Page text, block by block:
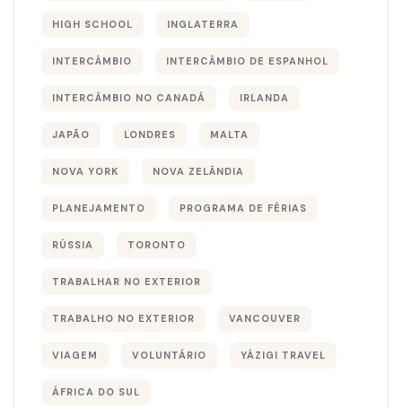
HIGH SCHOOL INGLATERRA
INTERCÂMBIO INTERCÂMBIO DE ESPANHOL
INTERCÂMBIO NO CANADÁ IRLANDA
JAPÃO LONDRES MALTA
NOVA YORK NOVA ZELÂNDIA
PLANEJAMENTO PROGRAMA DE FÉRIAS
RÚSSIA TORONTO
TRABALHAR NO EXTERIOR
TRABALHO NO EXTERIOR VANCOUVER
VIAGEM VOLUNTÁRIO YÁZIGI TRAVEL
ÁFRICA DO SUL